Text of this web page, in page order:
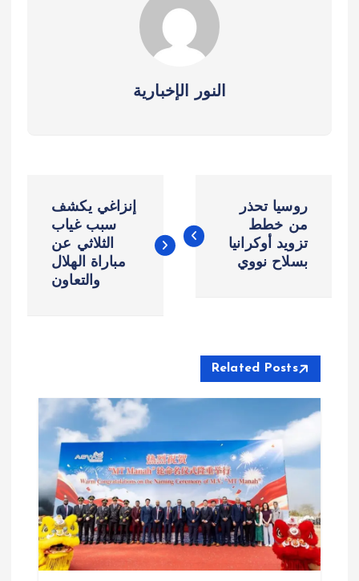
النور الإخبارية
ص
ق
روسيا تحذر
من خطط
تزويد أوكرانيا
بسلاح نووي
إنزاغي يكشف
سبب غياب
الثلاثي عن
مباراة الهلال
والتعاون
Related Posts